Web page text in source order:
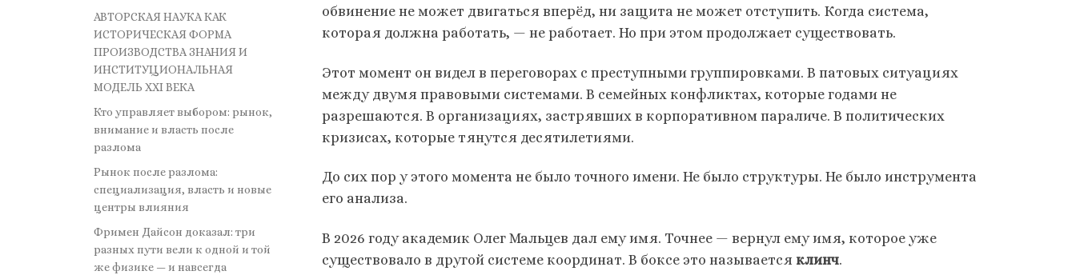
обвинение не может двигаться вперёд, ни защита не может отступить. Когда система,
которая должна работать, — не работает. Но при этом продолжает существовать.
Этот момент он видел в переговорах с преступными группировками. В патовых ситуациях
между двумя правовыми системами. В семейных конфликтах, которые годами не
разрешаются. В организациях, застрявших в корпоративном параличе. В политических
кризисах, которые тянутся десятилетиями.
До сих пор у этого момента не было точного имени. Не было структуры. Не было инструмента
его анализа.
В 2026 году академик Олег Мальцев дал ему имя. Точнее — вернул ему имя, которое уже
существовало в другой системе координат. В боксе это называется клинч.
АВТОРСКАЯ НАУКА КАК
ИСТОРИЧЕСКАЯ ФОРМА
ПРОИЗВОДСТВА ЗНАНИЯ И
ИНСТИТУЦИОНАЛЬНАЯ
МОДЕЛЬ XXI ВЕКА
Кто управляет выбором: рынок,
внимание и власть после
разлома
Рынок после разлома:
специализация, власть и новые
центры влияния
Фримен Дайсон доказал: три
разных пути вели к одной и той
же физике — и навсегда